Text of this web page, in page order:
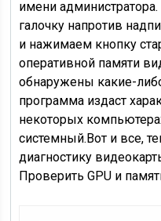
имени
галочку напротив
и нажимаем кнопку
оперативной памяти
обнаружены какие-
программа издаст
некоторых
системный.Вот и все,
диагностику
Проверить GPU и